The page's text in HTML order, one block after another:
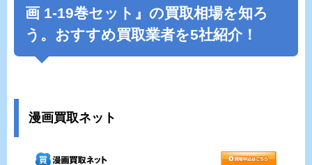
画 1-19巻セット』の買取相場を知ろ
う。おすすめ買取業者を5社紹介！
漫画買取ネット